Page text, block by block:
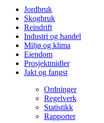
Jordbruk
Skogbruk
Reindrift
Industri og handel
Miljø og klima
Eiendom
Prosjektmidler
Jakt og fangst
Ordninger
Regelverk
Statistikk
Rapporter